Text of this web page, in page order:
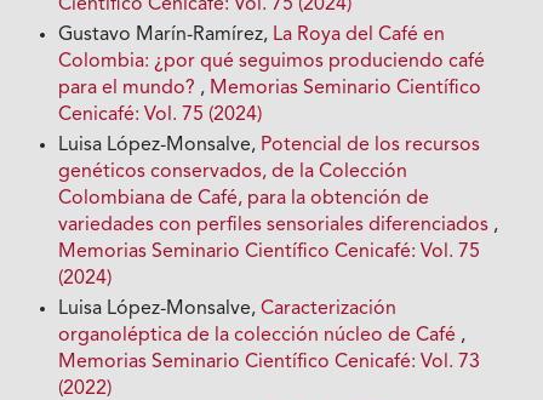
Científico Cenicafé: Vol. 75 (2024)
Gustavo Marín-Ramírez, La Roya del Café en
Colombia: ¿por qué seguimos produciendo café
para el mundo? , Memorias Seminario Científico
Cenicafé: Vol. 75 (2024)
Luisa López-Monsalve, Potencial de los recursos
genéticos conservados, de la Colección
Colombiana de Café, para la obtención de
variedades con perfiles sensoriales diferenciados ,
Memorias Seminario Científico Cenicafé: Vol. 75
(2024)
Luisa López-Monsalve,Caracterización
organoléptica de la colección núcleo de Café ,
Memorias Seminario Científico Cenicafé: Vol. 73
(2022)